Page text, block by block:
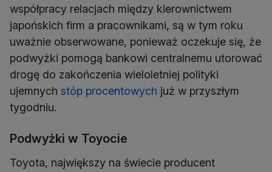
współpracy relacjach między kierownictwem
japońskich firm a pracownikami, są w tym roku
uważnie obserwowane, ponieważ oczekuje się, że
podwyżki pomogą bankowi centralnemu utorować
drogę do zakończenia wieloletniej polityki
ujemnych stóp procentowych już w przyszłym
tygodniu.
Podwyżki w Toyocie
Toyota, największy na świecie producent